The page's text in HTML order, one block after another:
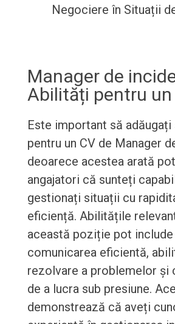
Negociere în Situații
Manager de
Abilități pentru un
Este important să
pentru un CV de Manager
deoarece acestea arată
angajatori că sunteți
gestionați situații cu
eficiență. Abilitățile
această poziție pot include
comunicarea eficientă,
rezolvare a problemelor și
de a lucra sub presiune.
demonstrează că aveți